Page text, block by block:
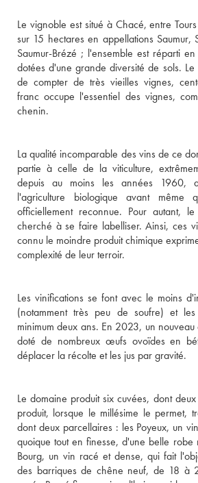
Le vignoble est situé à Chacé, entre
sur 15 hectares en appellations Saumur,
Saumur-Brézé ; l'ensemble est réparti
dotées d'une grande diversité de sols.
de compter de très vieilles vignes,
franc occupe l'essentiel des vignes,
chenin.
La qualité incomparable des vins de ce
partie à celle de la viticulture,
depuis au moins les années 1960,
l'agriculture biologique avant
officiellement reconnue. Pour autant,
cherché à se faire labelliser. Ainsi, ces
connu le moindre produit chimique
complexité de leur terroir.
Les vinifications se font avec le moins
(notamment très peu de soufre) et
minimum deux ans. En 2023, un
doté de nombreux œufs ovoïdes en
déplacer la récolte et les jus par gravité.
Le domaine produit six cuvées, dont
produit, lorsque le millésime le permet,
dont deux parcellaires : les Poyeux, un
quoique tout en finesse, d'une belle
Bourg, un vin racé et dense, qui fait
des barriques de chêne neuf, de 18 à